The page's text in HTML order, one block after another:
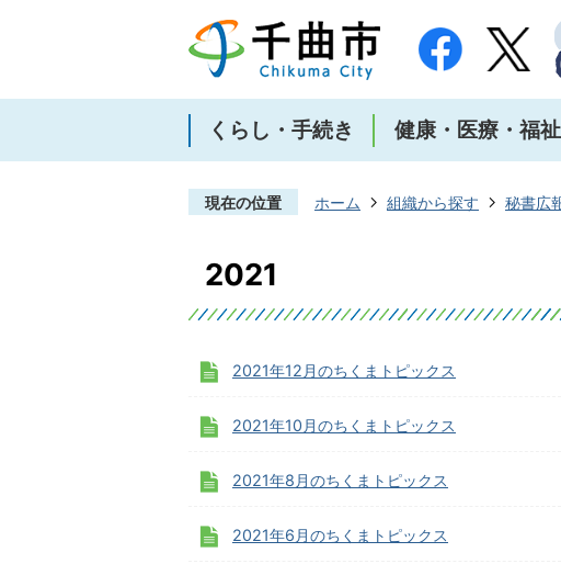
くらし・手続き 健康・医療・福祉
現在の位置 ホーム 組織から探す 秘書広
2021
2021年12月のちくまトピックス
2021年10月のちくまトピックス
2021年8月のちくまトピックス
2021年6月のちくまトピックス